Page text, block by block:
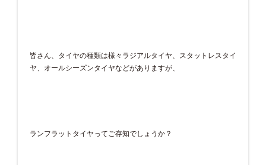
皆さん、タイヤの種類は様々ラジアルタイヤ、スタットレスタイ
ヤ、オールシーズンタイヤなどがありますが、
ランフラットタイヤってご存知でしょうか？